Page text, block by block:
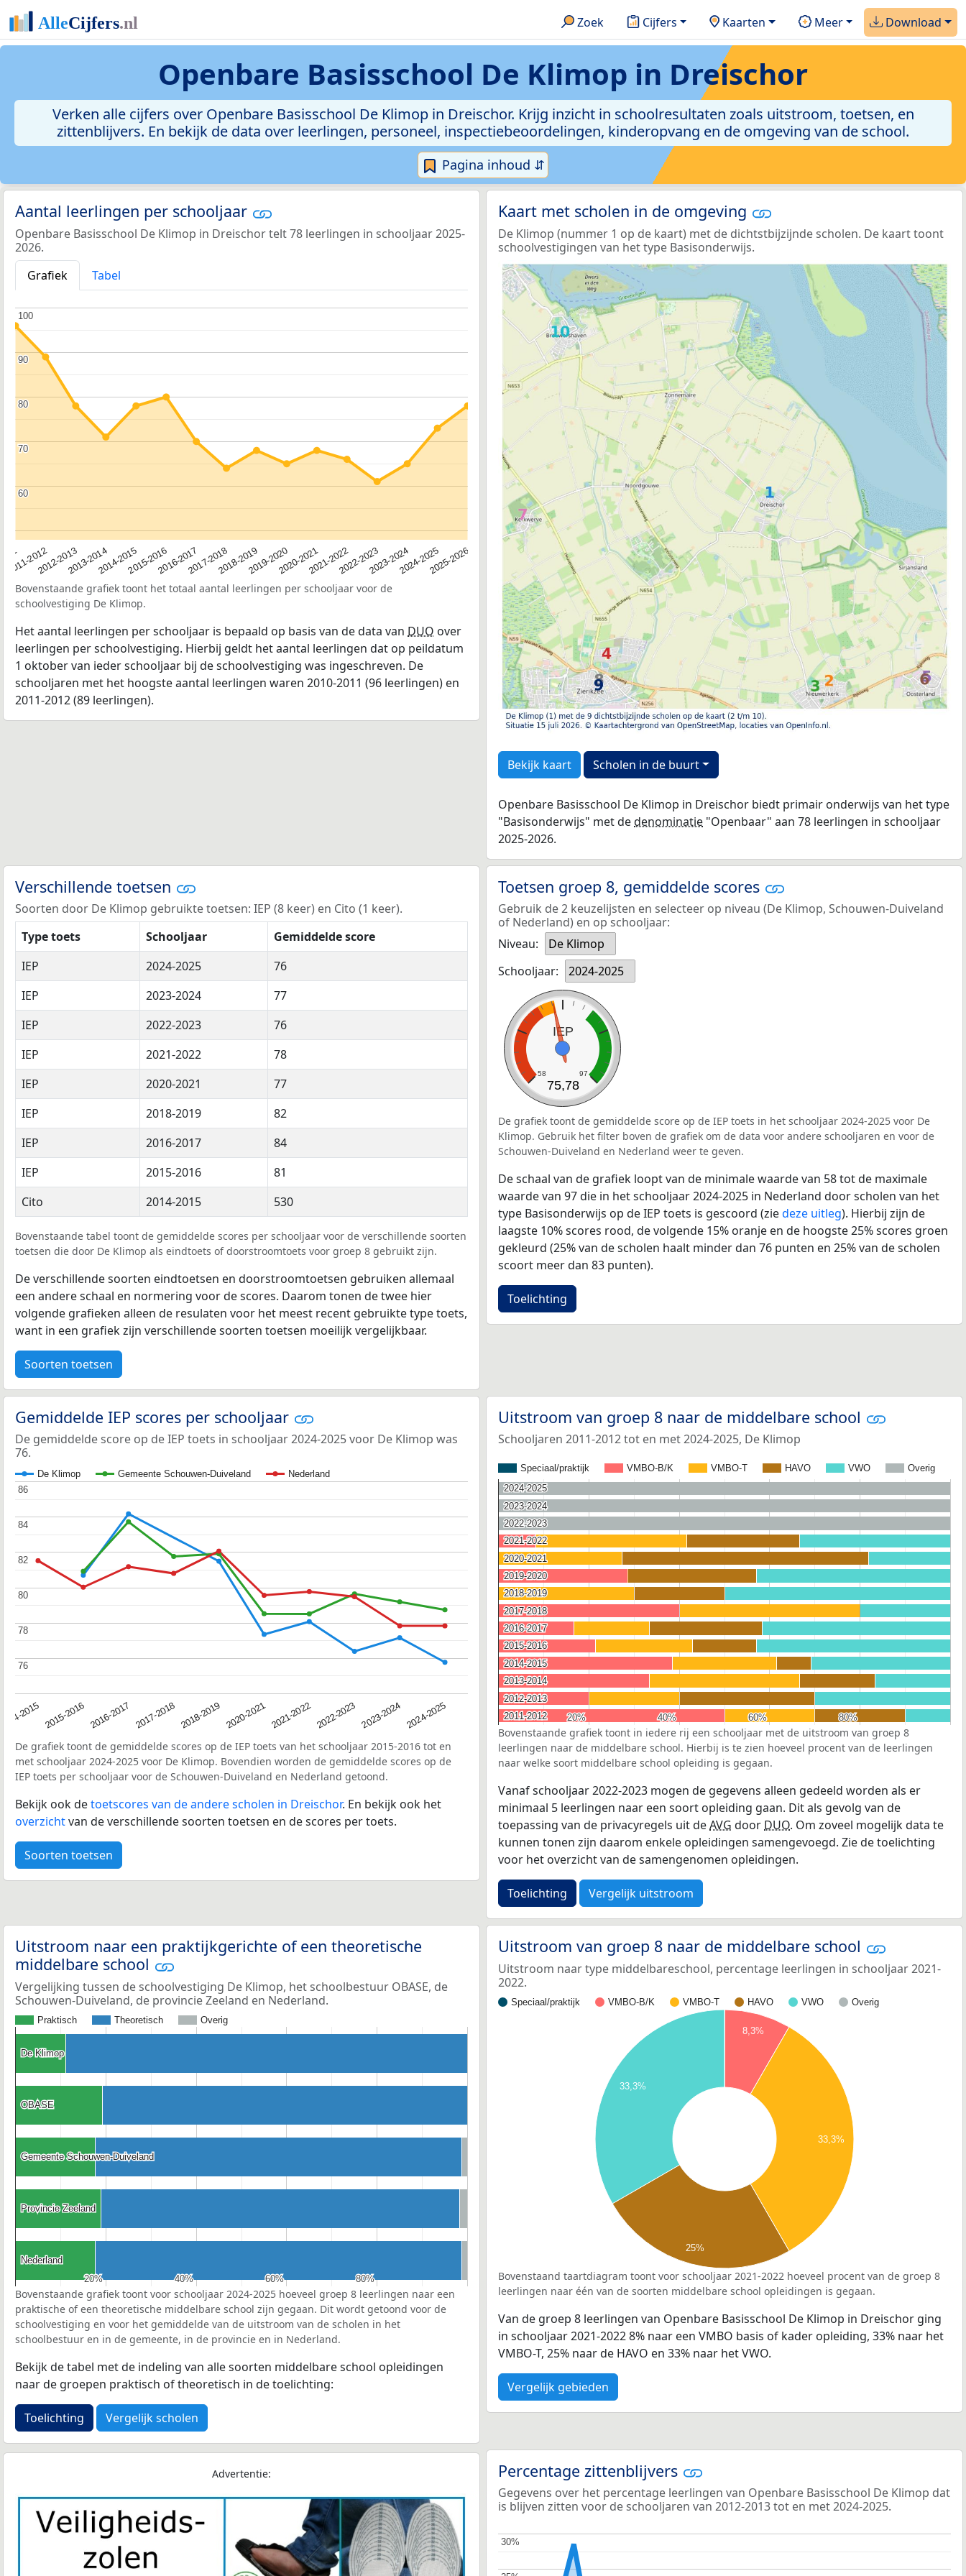
Zoek Cijfers Kaarten Meer Download
Openbare Basisschool De Klimop in Dreischor
Verken alle cijfers over Openbare Basisschool De Klimop in Dreischor. Krijg inzicht in schoolresultaten zoals uitstroom, toetsen, en
zittenblijvers. En bekijk de data over leerlingen, personeel, inspectiebeoordelingen, kinderopvang en de omgeving van de school.
Pagina inhoud ⇵
Aantal leerlingen per schooljaar
Openbare Basisschool De Klimop in Dreischor telt 78 leerlingen in schooljaar 2025-
2026.
Grafiek
Tabel
2011-20122012-20132013-20142014-20152015-20162016-20172017-20182018-20192019-20202020-20212021-20222022-20232023-20242024-20252025-2026
60
60
70
70
80
80
90
90
100
100
Bovenstaande grafiek toont het totaal aantal leerlingen per schooljaar voor de
schoolvestiging De Klimop.
Het aantal leerlingen per schooljaar is bepaald op basis van de data van DUO over
leerlingen per schoolvestiging. Hierbij geldt het aantal leerlingen dat op peildatum
1 oktober van ieder schooljaar bij de schoolvestiging was ingeschreven. De
schooljaren met het hoogste aantal leerlingen waren 2010-2011 (96 leerlingen) en
2011-2012 (89 leerlingen).
Kaart met scholen in de omgeving
De Klimop (nummer 1 op de kaart) met de dichtstbijzijnde scholen. De kaart toont
schoolvestigingen van het type Basisonderwijs.
Bekijk kaart Scholen in de buurt
Openbare Basisschool De Klimop in Dreischor biedt primair onderwijs van het type
"Basisonderwijs" met dedenominatie "Openbaar" aan 78 leerlingen in schooljaar
2025-2026.
Verschillende toetsen
Soorten door De Klimop gebruikte toetsen: IEP (8 keer) en Cito (1 keer).
Type toets
Schooljaar
Gemiddelde score
IEP
2024-2025
76
IEP
2023-2024
77
IEP
2022-2023
76
IEP
2021-2022
78
IEP
2020-2021
77
IEP
2018-2019
82
IEP
2016-2017
84
IEP
2015-2016
81
Cito
2014-2015 530
Bovenstaande tabel toont de gemiddelde scores per schooljaar voor de verschillende soorten
toetsen die door De Klimop als eindtoets of doorstroomtoets voor groep 8 gebruikt zijn.
De verschillende soorten eindtoetsen en doorstroomtoetsen gebruiken allemaal
een andere schaal en normering voor de scores. Daarom tonen de twee hier
volgende grafieken alleen de resulaten voor het meest recent gebruikte type toets,
want in een grafiek zijn verschillende soorten toetsen moeilijk vergelijkbaar.
Soorten toetsen
Toetsen groep 8, gemiddelde scores
Gebruik de 2 keuzelijsten en selecteer op niveau (De Klimop, Schouwen-Duiveland
of Nederland) en op schooljaar:
Niveau:
De Klimop
Schooljaar:
2024-2025
IEP
58 97
75,78
De grafiek toont de gemiddelde score op de IEP toets in het schooljaar 2024-2025 voor De
Klimop. Gebruik het filter boven de grafiek om de data voor andere schooljaren en voor de
Schouwen-Duiveland en Nederland weer te geven.
De schaal van de grafiek loopt van de minimale waarde van 58 tot de maximale
waarde van 97 die in het schooljaar 2024-2025 in Nederland door scholen van het
type Basisonderwijs op de IEP toets is gescoord (ziedeze uitleg). Hierbij zijn de
laagste 10% scores rood, de volgende 15% oranje en de hoogste 25% scores groen
gekleurd (25% van de scholen haalt minder dan 76 punten en 25% van de scholen
scoort meer dan 83 punten).
Toelichting
Gemiddelde IEP scores per schooljaar
De gemiddelde score op de IEP toets in schooljaar 2024-2025 voor De Klimop was
76.
De Klimop Gemeente Schouwen-Duiveland Nederland
2015 2015-2016 2016-2017 2017-2018 2018-2019 2020-20212021-20222022-2023 2023-2024 2024-2025
76
76
78
78
80
80
82
82
84
84
86
86
De grafiek toont de gemiddelde scores op de IEP toets van het schooljaar 2015-2016 tot en
met schooljaar 2024-2025 voor De Klimop. Bovendien worden de gemiddelde scores op de
IEP toets per schooljaar voor de Schouwen-Duiveland en Nederland getoond.
Bekijk ook detoetscores van de andere scholen in Dreischor. En bekijk ook het
overzichtvan de verschillende soorten toetsen en de scores per toets.
Soorten toetsen
Uitstroom van groep 8 naar de middelbare school
Schooljaren 2011-2012 tot en met 2024-2025, De Klimop
Speciaal/praktijk VMBO-B/K VMBO-T HAVO VWO Overig
20%
20% 40%
40% 60%
60% 80%
80%
2024-2025
2024-2025
2023-2024
2023-2024
2022-2023
2022-2023
2021-2022
2021-2022
2020-2021
2020-2021
2019-2020
2019-2020
2018-2019
2018-2019
2017-2018
2017-2018
2016-2017
2016-2017
2015-2016
2015-2016
2014-2015
2014-2015
2013-2014
2013-2014
2012-2013
2012-2013
2011-2012
2011-2012
Bovenstaande grafiek toont in iedere rij een schooljaar met de uitstroom van groep 8
leerlingen naar de middelbare school. Hierbij is te zien hoeveel procent van de leerlingen
naar welke soort middelbare school opleiding is gegaan.
Vanaf schooljaar 2022-2023 mogen de gegevens alleen gedeeld worden als er
minimaal 5 leerlingen naar een soort opleiding gaan. Dit als gevolg van de
toepassing van de privacyregels uit deAVG door DUO. Om zoveel mogelijk data te
kunnen tonen zijn daarom enkele opleidingen samengevoegd. Zie de toelichting
voor het overzicht van de samengenomen opleidingen.
Toelichting Vergelijk uitstroom
Uitstroom naar een praktijkgerichte of een theoretische
middelbare school
Vergelijking tussen de schoolvestiging De Klimop, het schoolbestuur OBASE, de
Schouwen-Duiveland, de provincie Zeeland en Nederland.
Praktisch Theoretisch Overig
20%
20% 40%
40% 60%
60% 80%
80%
De Klimop
De Klimop
OBASE
OBASE
Gemeente Schouwen-Duiveland
Gemeente Schouwen-Duiveland
Provincie Zeeland
Provincie Zeeland
Nederland
Nederland
Bovenstaande grafiek toont voor schooljaar 2024-2025 hoeveel groep 8 leerlingen naar een
praktische of een theoretische middelbare school zijn gegaan. Dit wordt getoond voor de
schoolvestiging en voor het gemiddelde van de uitstroom van de scholen in het
schoolbestuur en in de gemeente, in de provincie en in Nederland.
Bekijk de tabel met de indeling van alle soorten middelbare school opleidingen
naar de groepen praktisch of theoretisch in de toelichting:
Toelichting Vergelijk scholen
Uitstroom van groep 8 naar de middelbare school
Uitstroom naar type middelbareschool, percentage leerlingen in schooljaar 2021-
2022.
Speciaal/praktijk VMBO-B/K VMBO-T HAVO VWO Overig
8,3%
33,3%
33,3%
25%
Bovenstaand taartdiagram toont voor schooljaar 2021-2022 hoeveel procent van de groep 8
leerlingen naar één van de soorten middelbare school opleidingen is gegaan.
Van de groep 8 leerlingen van Openbare Basisschool De Klimop in Dreischor ging
in schooljaar 2021-2022 8% naar een VMBO basis of kader opleiding, 33% naar het
VMBO-T, 25% naar de HAVO en 33% naar het VWO.
Vergelijk gebieden
Advertentie: Percentage zittenblijvers
Gegevens over het percentage leerlingen van Openbare Basisschool De Klimop dat
is blijven zitten voor de schooljaren van 2012-2013 tot en met 2024-2025.
30%
30%